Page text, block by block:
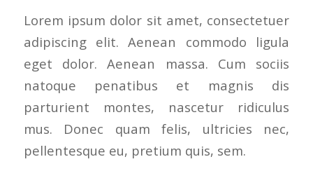
Lorem ipsum dolor sit amet, consectetuer
adipiscing elit. Aenean commodo ligula
eget dolor. Aenean massa. Cum sociis
natoque penatibus et magnis dis
parturient montes, nascetur ridiculus
mus. Donec quam felis, ultricies nec,
pellentesque eu, pretium quis, sem.